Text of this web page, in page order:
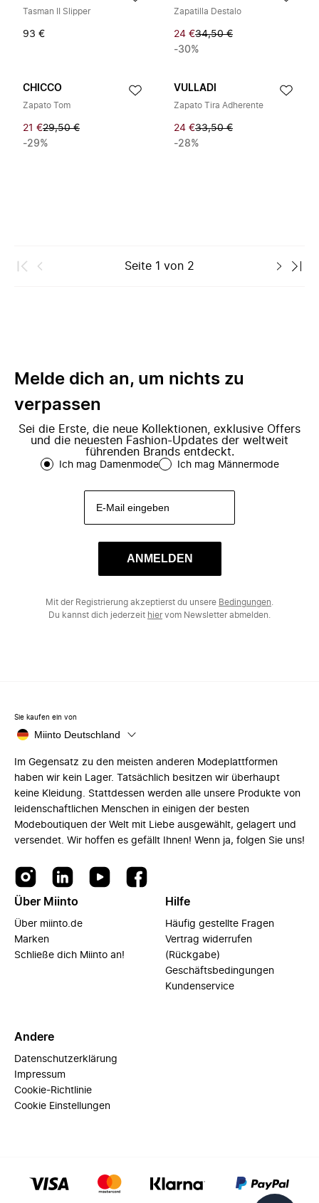
Tasman II Slipper
93 €
Zapatilla Destalo
24 €34,50 €
-30%
CHICCO
Zapato Tom
21 €29,50 €
-29%
VULLADI
Zapato Tira Adherente
24 €33,50 €
-28%
Seite 1 von 2
Melde dich an, um nichts zu
verpassen
Sei die Erste, die neue Kollektionen, exklusive Offers
und die neuesten Fashion-Updates der weltweit
führenden Brands entdeckt.
Ich mag Damenmode Ich mag Männermode
ANMELDEN
Mit der Registrierung akzeptierst du unsere Bedingungen
Du kannst dich jederzeit hiervom Newsletter abmelden.
Sie kaufen ein von
Miinto Deutschland
Im Gegensatz zu den meisten anderen Modeplattformen
haben wir kein Lager. Tatsächlich besitzen wir überhaupt
keine Kleidung. Stattdessen werden alle unsere Produkte von
leidenschaftlichen Menschen in einigen der besten
Modeboutiquen der Welt mit Liebe ausgewählt, gelagert und
versendet. Wir hoffen es gefällt Ihnen! Wenn ja, folgen Sie uns!
Über Miinto
Über miinto.de
Marken
Schließe dich Miinto an!
Hilfe
Häufig gestellte Fragen
Vertrag widerrufen
(Rückgabe)
Geschäftsbedingungen
Kundenservice
Andere
Datenschutzerklärung
Impressum
Cookie-Richtlinie
Cookie Einstellungen